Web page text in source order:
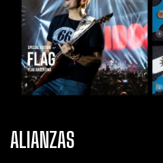
ALIANZAS